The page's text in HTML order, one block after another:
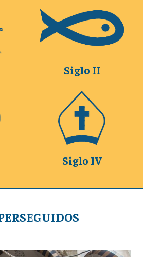
Siglo II
Siglo IV